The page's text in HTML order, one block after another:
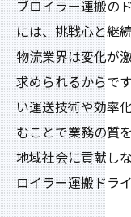
ブロイラー運搬の
には、挑戦心と継
物流業界は変化が
求められるからで
い運送技術や効率
むことで業務の質
地域社会に貢献し
ロイラー運搬ドラ